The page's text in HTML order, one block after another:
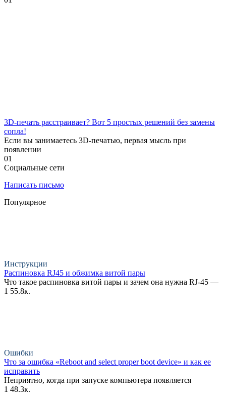
3D-печать расстраивает? Вот 5 простых решений без замены
сопла!
Если вы занимаетесь 3D-печатью, первая мысль при
появлении
01
Социальные сети
Написать письмо
Популярное
Инструкции
Распиновка RJ45 и обжимка витой пары
Что такое распиновка витой пары и зачем она нужна RJ-45 —
1 55.8к.
Ошибки
Что за ошибка «Reboot and select proper boot device» и как ее
исправить
Неприятно, когда при запуске компьютера появляется
1 48.3к.